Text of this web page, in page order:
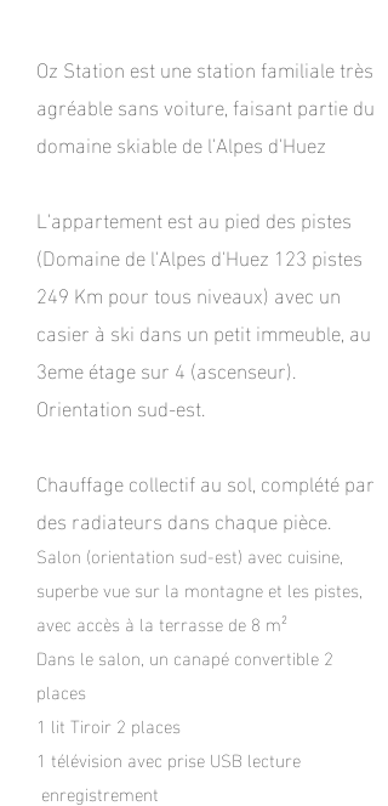
Oz Station est une station familiale très
agréable sans voiture, faisant partie du
domaine skiable de l'Alpes d'Huez
L'appartement est au pied des pistes
(Domaine de l'Alpes d'Huez 123 pistes
249 Km pour tous niveaux) avec un
casier à ski dans un petit immeuble, au
3eme étage sur 4 (ascenseur).
Orientation sud-est.
Chauffage collectif au sol, complété par
des radiateurs dans chaque pièce.
Salon (orientation sud-est) avec cuisine,
superbe vue sur la montagne et les pistes,
avec accès à la terrasse de 8 m²
Dans le salon, un canapé convertible 2
places
1 lit Tiroir 2 places
1 télévision avec prise USB lecture
enregistrement